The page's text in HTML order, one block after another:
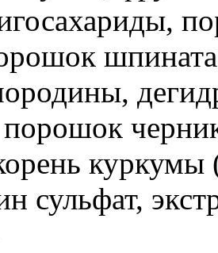
порошок
куркумы
сульфат,